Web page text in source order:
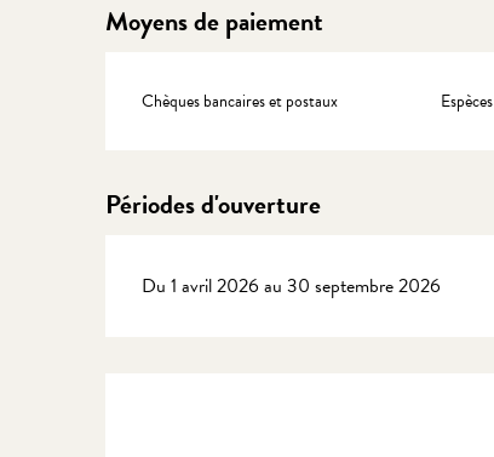
Moyens de paiement
Chèques bancaires et postaux Espèces
Périodes d'ouverture
Du 1 avril 2026 au 30 septembre 2026